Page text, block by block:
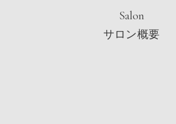
Salon
サロン概要